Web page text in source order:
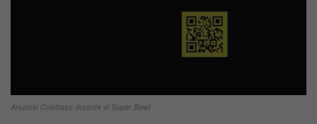
Anuncio Coinbase durante el Super Bowl